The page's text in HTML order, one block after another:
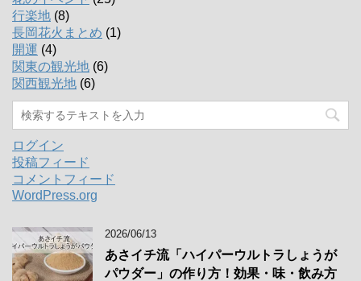
行楽地 (8)
長岡花火まとめ (1)
開運 (4)
関東の観光地 (6)
関西観光地 (6)
ログイン
投稿フィード
コメントフィード
WordPress.org
2026/06/13
あさイチ流「ハイパーウルトラしょうが
パウダー」の作り方！効果・味・飲み方